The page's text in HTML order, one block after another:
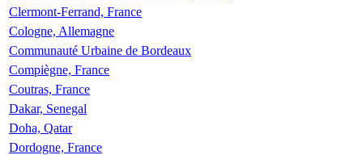
Clermont-Ferrand, France
Cologne, Allemagne
Communauté Urbaine de Bordeaux
Compiègne, France
Coutras, France
Dakar, Senegal
Doha, Qatar
Dordogne, France